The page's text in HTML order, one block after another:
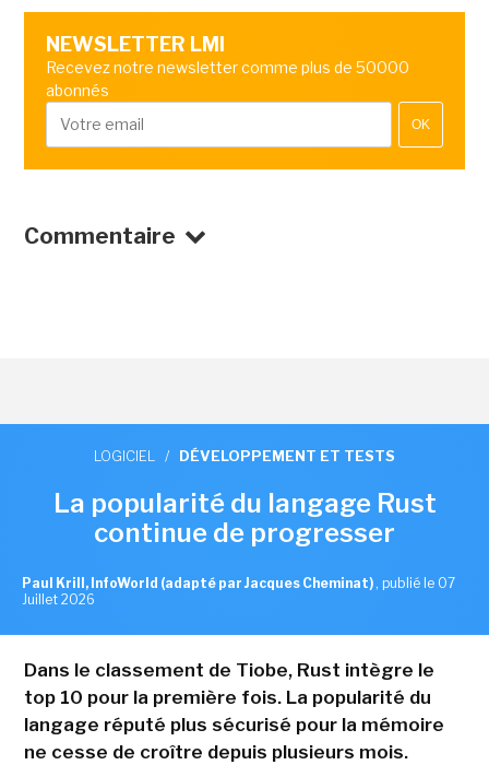
NEWSLETTER LMI
Recevez notre newsletter comme plus de 50000
abonnés
OK
Commentaire
LOGICIEL / DÉVELOPPEMENT ET TESTS
La popularité du langage Rust
continue de progresser
Paul Krill, InfoWorld (adapté par Jacques Cheminat) , publié le 07
Juillet 2026
Dans le classement de Tiobe, Rust intègre le
top 10 pour la première fois. La popularité du
langage réputé plus sécurisé pour la mémoire
ne cesse de croître depuis plusieurs mois.